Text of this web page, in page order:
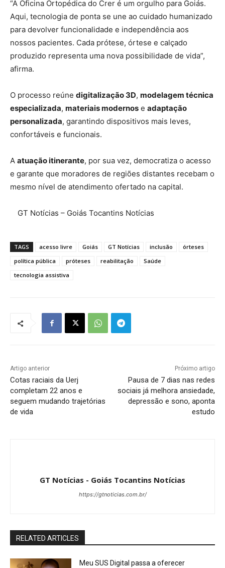
“A Oficina Ortopédica do Crer é um orgulho para Goiás.
Aqui, tecnologia de ponta se une ao cuidado humanizado
para devolver funcionalidade e independência aos
nossos pacientes. Cada prótese, órtese e calçado
produzido representa uma nova possibilidade de vida”,
afirma.
O processo reúne digitalização 3D, modelagem técnica
especializada, materiais modernos e adaptação
personalizada, garantindo dispositivos mais leves,
confortáveis e funcionais.
A atuação itinerante, por sua vez, democratiza o acesso
e garante que moradores de regiões distantes recebam o
mesmo nível de atendimento ofertado na capital.
GT Notícias – Goiás Tocantins Notícias
TAGS acesso livre Goiás GT Notícias inclusão
órteses
política pública
próteses reabilitação
Saúde
tecnologia assistiva
Artigo anterior
Cotas raciais da Uerj
completam 22 anos e
seguem mudando trajetórias
de vida
Próximo artigo
Pausa de 7 dias nas redes
sociais já melhora ansiedade,
depressão e sono, aponta
estudo
GT Notícias - Goiás Tocantins Notícias
https://gtnoticias.com.br/
RELATED ARTICLES
Meu SUS Digital passa a oferecer